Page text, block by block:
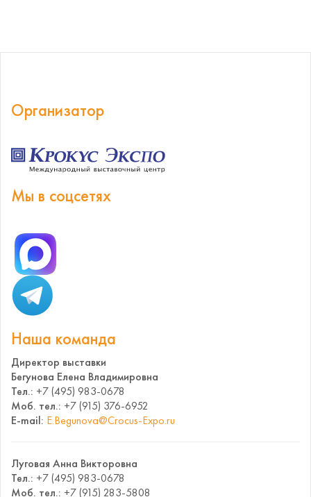
Организатор
Мы в соцсетях
Наша команда
Директор выставки
Бегунова Елена Владимировна
Тел.: +7 (495) 983-0678
Моб. тел.: +7 (915) 376-6952
E-mail: E.Begunova@Crocus-Expo.ru
Луговая Анна Викторовна
Тел.: +7 (495) 983-0678
Моб. тел.: +7 (915) 283-5808